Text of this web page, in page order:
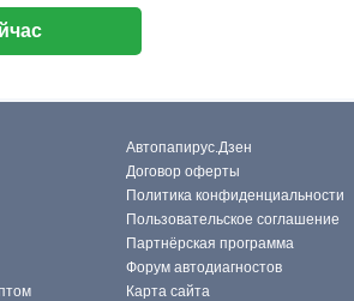
Автопапирус.Дзен
Договор оферты
Политика конфиденциальности
Пользовательское соглашение
Партнёрская программа
Форум автодиагностов
Карта сайта